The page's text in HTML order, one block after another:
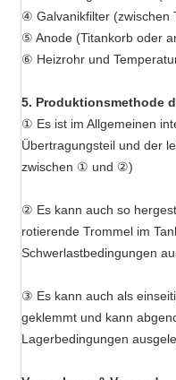
④ Galvanikfilter (zwischen
⑤ Anode (Titankorb oder
⑥ Heizrohr und
5. Produktionsmethode
① Es ist im Allgemeinen
Übertragungsteil und der
zwischen ① und ②)
② Es kann auch so
rotierende Trommel im
Schwerlastbedingungen
③ Es kann auch als
geklemmt und kann
Lagerbedingungen